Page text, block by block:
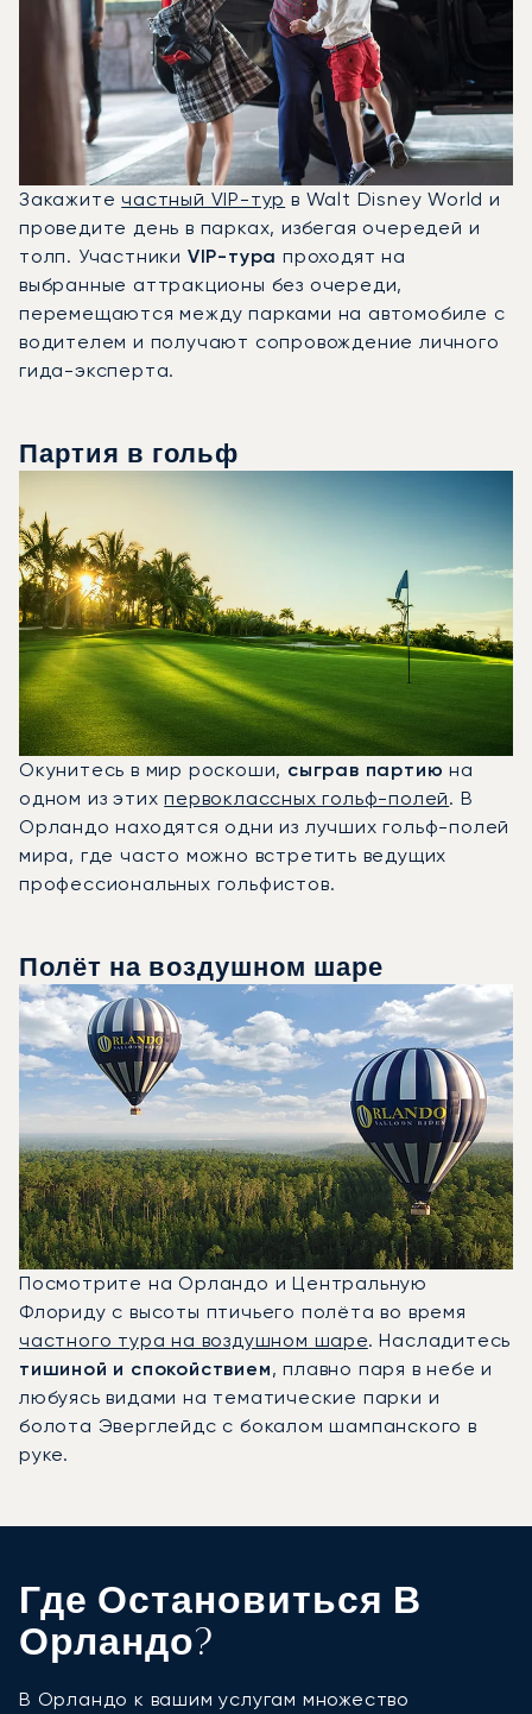
Закажитечастный VIP-тур в Walt Disney World и
проведите день в парках, избегая очередей и
толп. Участники VIP-тура проходят на
выбранные аттракционы без очереди,
перемещаются между парками на автомобиле с
водителем и получают сопровождение личного
гида-эксперта.
Партия в гольф
Окунитесь в мир роскоши, сыграв партию на
одном из этихпервоклассных гольф-полей. В
Орландо находятся одни из лучших гольф-полей
мира, где часто можно встретить ведущих
профессиональных гольфистов.
Полёт на воздушном шаре
Посмотрите на Орландо и Центральную
Флориду с высоты птичьего полёта во время
частного тура на воздушном шаре. Насладитесь
тишиной и спокойствием, плавно паря в небе и
любуясь видами на тематические парки и
болота Эверглейдс с бокалом шампанского в
руке.
Где Остановиться В
Орландо?
В Орландо к вашим услугам множество